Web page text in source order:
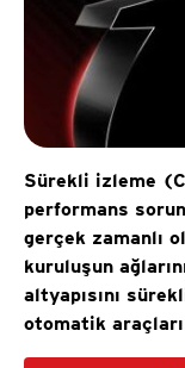
Sürekli izleme
performans
gerçek zamanlı
kuruluşun
altyapısını
otomatik